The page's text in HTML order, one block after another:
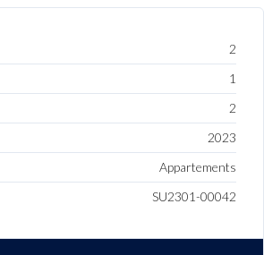
2
1
2
2023
Appartements
SU2301-00042